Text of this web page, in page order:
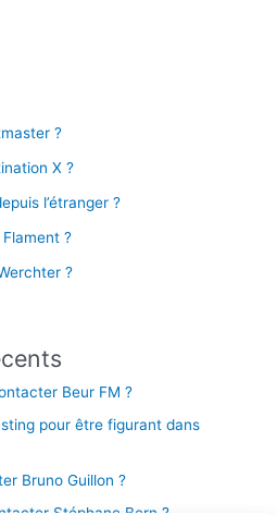
?
X ?
l’étranger ?
?
?
Beur FM ?
pour être figurant dans
Bruno Guillon ?